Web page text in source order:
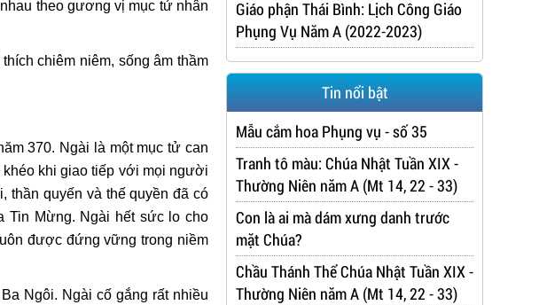
theo gương vị mục tử nhân
chiêm niêm, sống âm thầm
370. Ngài là một mục tử can
khi giao tiếp với mọi người
thần quyến và thế quyền đã có
Tin Mừng. Ngài hết sức lo cho
được đứng vững trong niềm
Ngôi. Ngài cố gắng rất nhiều
Giáo phận Thái Bình: Lịch Công Giáo
Phụng Vụ Năm A (2022-2023)
Tin nổi bật
Mẫu cắm hoa Phụng vụ - số 35
Tranh tô màu: Chúa Nhật Tuần XIX -
Thường Niên năm A (Mt 14, 22 - 33)
Con là ai mà dám xưng danh trước
mặt Chúa?
Chầu Thánh Thể Chúa Nhật Tuần XIX -
Thường Niên năm A (Mt 14, 22 - 33)